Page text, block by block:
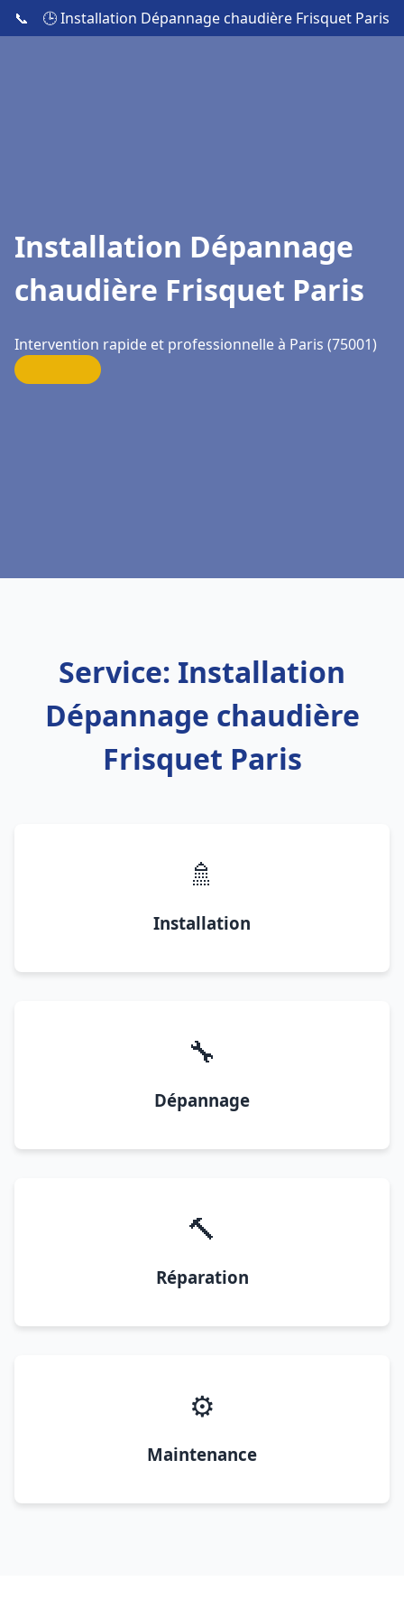
📞 🕒 Installation Dépannage chaudière Frisquet Paris
Installation Dépannage
chaudière Frisquet Paris
Intervention rapide et professionnelle à Paris (75001)
Service: Installation
Dépannage chaudière
Frisquet Paris
🚿
Installation
🔧
Dépannage
🔨
Réparation
⚙️
Maintenance